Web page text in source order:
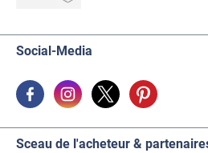
Social-Media
Sceau de l'acheteur &